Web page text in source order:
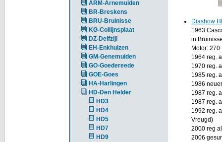
ARM-Arnemuiden
BR-Breskens
BRU-Bruinisse
KG-Collijnsplaat
DZ-Delfzijl
EH-Enkhuizen
GM-Genemuiden
GO-Goedereede
GOE-Goes
HA-Harlingen
HD-Den Helder
HD3
HD4
HD5
HD7
HD9
Diashow
1963
in
Motor:
1964 reg.
1970 reg.
1985 reg.
1986
1987 reg.
1987 reg.
1992 reg.
Vreugd)
2000 reg
2006